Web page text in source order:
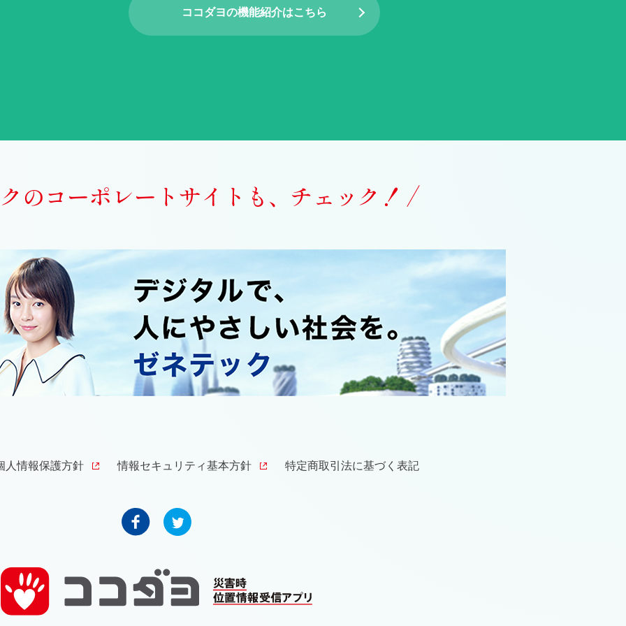
ココダヨの機能紹介はこちら
のコーポレートサイトも、 チェック！
人情報保護方針 情報セキュリティ基本方針 特定商取引法に基づく表記